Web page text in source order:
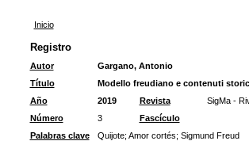
Inicio
Registro
Autor
Gargano, Antonio
Título
Modello freudiano e contenuti
Año
2019 Revista
SigMa -
Número
3
Fascículo
Palabras clave
Quijote; Amor cortés; Sigmund Freud